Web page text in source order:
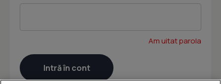
Am uitat parola